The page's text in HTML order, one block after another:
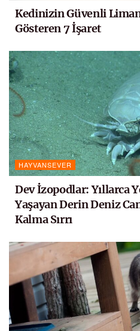
Kedinizin Güvenli
Gösteren 7 İşaret
HAYVANSEVER
Dev İzopodlar: Yıllarca
Yaşayan Derin Deniz
Kalma Sırrı